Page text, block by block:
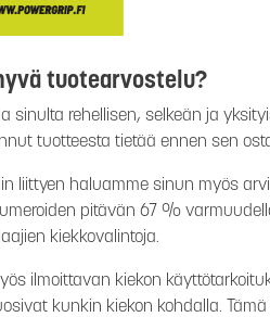
tuotearvostelu?
sinulta rehellisen, selkeän ja
tuotteesta tietää ennen sen
liittyen haluamme sinun myös
pitävän 67 %
kiekkovalintoja.
ilmoittavan kiekon
kunkin kiekon kohdalla.